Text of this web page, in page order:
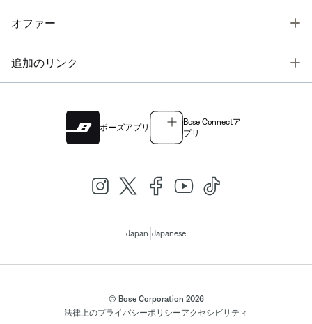
オファー
追加のリンク
ボーズアプリ
Bose Connectア
プリ
Japan Japanese
© Bose Corporation 2026
法律上のプライバシーポリシーアクセシビリティ